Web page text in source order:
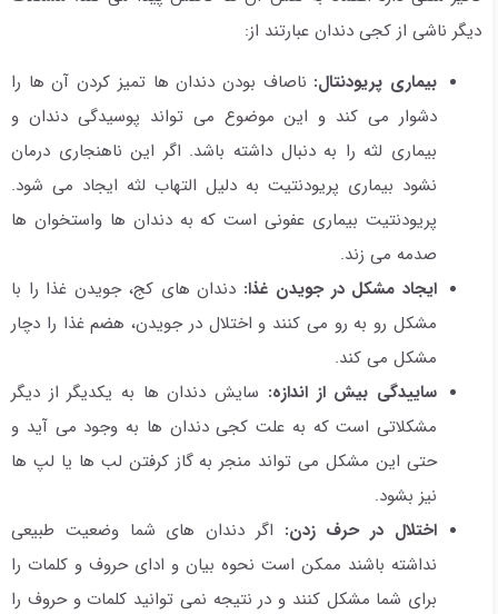
دیگر ناشی از کجی دندان عبارتند از:
بیماری پریودنتال: ناصاف بودن دندان ها تمیز کردن آن ها را
دشوار می کند و این موضوع می تواند پوسیدگی دندان و
بیماری لثه را به دنبال داشته باشد. اگر این ناهنجاری درمان
نشود بیماری پریودنتیت به دلیل التهاب لثه ایجاد می شود.
پریودنتیت بیماری عفونی است که به دندان ها واستخوان ها
صدمه می زند.
ایجاد مشکل در جویدن غذا: دندان های کج، جویدن غذا را با
مشکل رو به رو می کنند و اختلال در جویدن، هضم غذا را دچار
مشکل می کند.
ساییدگی بیش از اندازه: سایش دندان ها به یکدیگر از دیگر
مشکلاتی است که به علت کجی دندان ها به وجود می آید و
حتی این مشکل می تواند منجر به گاز کرفتن لب ها یا لپ ها
نیز بشود.
اختلال در حرف زدن: اگر دندان های شما وضعیت طبیعی
نداشته باشند ممکن است نحوه بیان و ادای حروف و کلمات را
برای شما مشکل کنند و در نتیجه نمی توانید کلمات و حروف را